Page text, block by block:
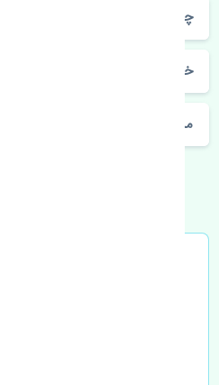
چیرمن
خرید سنسور ABS جلو راست سانگ یانگ چیرمن اصلی
مشخصات فنی اتومبیل